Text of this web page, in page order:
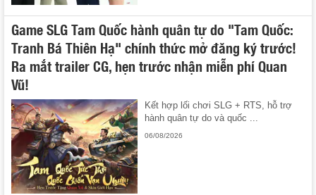
Game SLG Tam Quốc hành quân tự do "Tam Quốc:
Tranh Bá Thiên Hạ" chính thức mở đăng ký trước!
Ra mắt trailer CG, hẹn trước nhận miễn phí Quan
Vũ!
Kết hợp lối chơi SLG + RTS, hỗ trợ
hành quân tự do và quốc ...
06/08/2026